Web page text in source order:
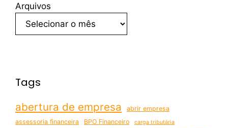
Arquivos
Tags
abertura de empresa
abrir empresa
assessoria financeira
BPO Financeiro carga tributária